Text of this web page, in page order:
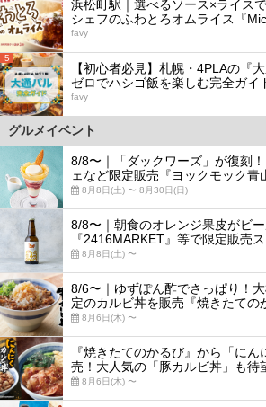
浜松町駅｜選べるソース×ライス
シェフのふわとろオムライス『
favy
5
【初心者必見】札幌・4PLAの『
ゼロでハシゴ飯を楽しむ完全ガイ
favy
グルメイベント
8/8〜｜「ダックワーズ」が復刻
ェなど限定販売『ヨックモック青
8月8日(土) 〜 8月30日(日)
8/8〜｜朝食のオレンジ果皮がビ
『2416MARKET』等で限定販売
8月8日(土) 〜
8/6〜｜ゆずぽん酢でさっぱり！
定のカルビ丼を販売『焼きたての
8月6日(木) 〜
『焼きたてのかるび』から「に
売！大人気の「豚カルビ丼」も待
8月6日(木) 〜